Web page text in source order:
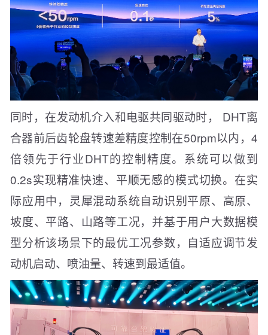
同时，在发动机介入和电驱共同驱动时， DHT离
合器前后齿轮盘转速差精度控制在50rpm以内，4
倍领先于行业DHT的控制精度。系统可以做到
0.2s实现精准快速、平顺无感的模式切换。在实
际应用中，灵犀混动系统自动识别平原、高原、
坡度、平路、山路等工况，并基于用户大数据模
型分析该场景下的最优工况参数，自适应调节发
动机启动、喷油量、转速到最适值。